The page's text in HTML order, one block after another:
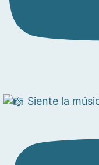
Siente la